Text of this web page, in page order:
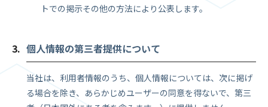
トでの掲示その他の方法により公表します。
個人情報の第三者提供について
当社は、利用者情報のうち、個人情報については、次に掲げ
る場合を除き、あらかじめユーザーの同意を得ないで、第三